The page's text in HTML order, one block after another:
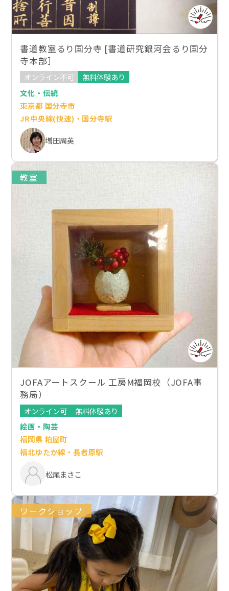
書道教室るり国分寺 [書道研究銀河会るり国分
寺本部］
オンライン不可
無料体験あり
文化・伝統
東京都 国分寺市
JR中央線(快速)・国分寺駅
増田周英
教室
JOFAアートスクール 工房M福岡校（JOFA事
務局）
オンライン可
無料体験あり
絵画・陶芸
福岡県 粕屋町
福北ゆたか線・長者原駅
松尾まさこ
ワークショップ